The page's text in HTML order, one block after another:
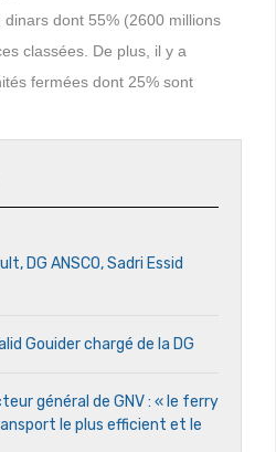
dont 55% (2600 millions
classées. De plus, il y a
fermées dont 25% sont
DG ANSCO, Sadri Essid
Gouider chargé de la DG
général de GNV : « le ferry
le plus efficient et le